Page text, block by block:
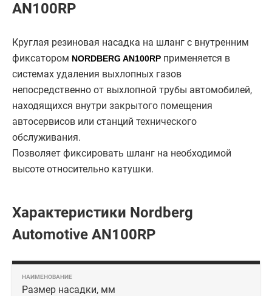
AN100RP
Круглая резиновая насадка на шланг с внутренним
фиксатором NORDBERG AN100RP применяется в
системах удаления выхлопных газов
непосредственно от выхлопной трубы автомобилей,
находящихся внутри закрытого помещения
автосервисов или станций технического
обслуживания.
Позволяет фиксировать шланг на необходимой
высоте относительно катушки.
Характеристики Nordberg
Automotive AN100RP
Размер насадки, мм